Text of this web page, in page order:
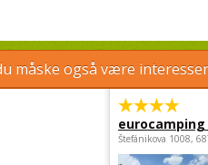
måske også være
Štefánikova 1008,